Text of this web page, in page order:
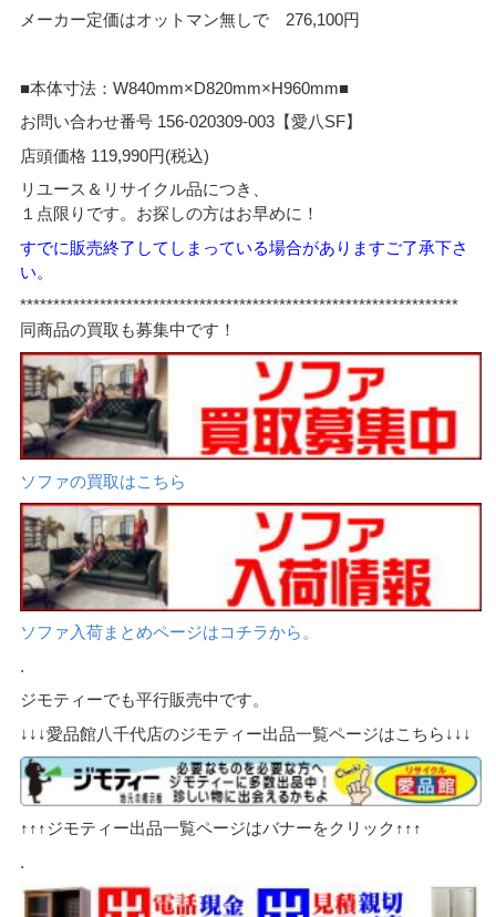
メーカー定価はオットマン無しで 276,100円
■本体寸法：W840mm×D820mm×H960mm■
お問い合わせ番号 156-020309-003【愛八SF】
店頭価格 119,990円(税込)
リユース＆リサイクル品につき、
１点限りです。お探しの方はお早めに！
すでに販売終了してしまっている場合がありますご了承下さ
い。
******************************************************************
同商品の買取も募集中です！
ソファの買取はこちら
ソファ入荷まとめページはコチラから。
.
ジモティーでも平行販売中です。
↓↓↓愛品館八千代店のジモティー出品一覧ページはこちら↓↓↓
↑↑↑ジモティー出品一覧ページはバナーをクリック↑↑↑
.